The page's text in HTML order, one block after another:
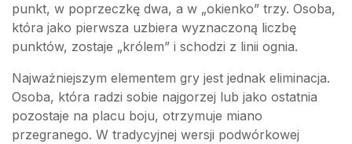
punkt, w poprzeczkę dwa, a w „okienko” trzy. Osoba,
która jako pierwsza uzbiera wyznaczoną liczbę
punktów, zostaje „królem” i schodzi z linii ognia.
Najważniejszym elementem gry jest jednak eliminacja.
Osoba, która radzi sobie najgorzej lub jako ostatnia
pozostaje na placu boju, otrzymuje miano
przegranego. W tradycyjnej wersji podwórkowej